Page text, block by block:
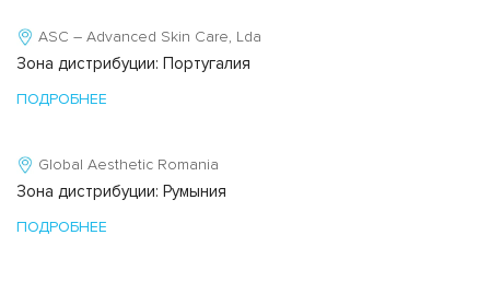
ASC – Advanced Skin Care, Lda
Зона дистрибуции: Португалия
ПОДРОБНЕЕ
Global Aesthetic Romania
Зона дистрибуции: Румыния
ПОДРОБНЕЕ